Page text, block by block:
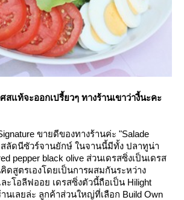
สแท้จะออกเปรี้ยวๆ ทางร้านเขาว่างี้นะคะ
ขายดีของทางร้านค่ะ "Salade
สลัดนีซัวร์จานยักษ์ ในจานนี้มีทั้ง ปลาทูน่า
pepper black olive ส่วนเดรสซิ่งเป็นเดรส
ดสูตรเองโดยเป็นการผสมกันระหว่าง
โอลีฟออย เดรสซิ่งตัวนี้ถือเป็น Hilight
านเลยล่ะ ลูกค้าส่วนใหญ่ที่เลือก Build Own